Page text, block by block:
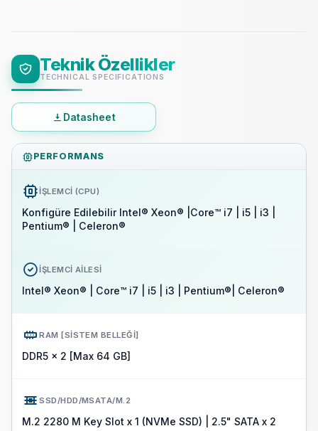
Teknik Özellikler
TECHNICAL SPECIFICATIONS
Datasheet
PERFORMANS
İŞLEMCI (CPU)
Konfigüre Edilebilir Intel® Xeon® |Core™ i7 | i5 | i3 |
Pentium® | Celeron®
İŞLEMCI AILESI
Intel® Xeon® | Core™ i7 | i5 | i3 | Pentium®| Celeron®
RAM [SISTEM BELLEĞI]
DDR5 x 2 [Max 64 GB]
SSD/HDD/MSATA/M.2
M.2 2280 M Key Slot x 1 (NVMe SSD) | 2.5" SATA x 2